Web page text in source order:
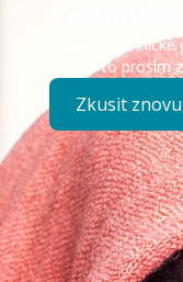
Došlo k
Zkuste to prosím
Zkusit znovu